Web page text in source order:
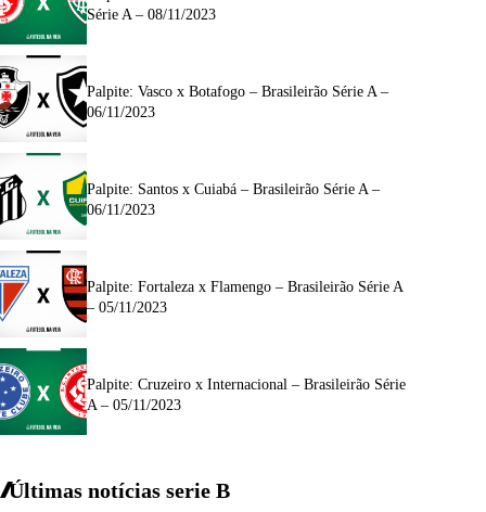
Série A – 08/11/2023
Palpite: Vasco x Botafogo – Brasileirão Série A –
06/11/2023
Palpite: Santos x Cuiabá – Brasileirão Série A –
06/11/2023
Palpite: Fortaleza x Flamengo – Brasileirão Série A
– 05/11/2023
Palpite: Cruzeiro x Internacional – Brasileirão Série
A – 05/11/2023
Últimas notícias serie B